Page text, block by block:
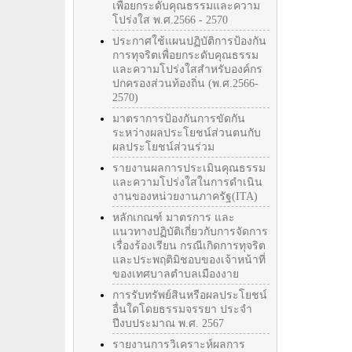
เพื่อยกระดับคุณธรรมและความ
โปร่งใส พ.ศ.2566 - 2570
ประกาศใช้แผนปฏิบัติการป้องกัน
การทุจริตเพื่อยกระดับคุณธรรม
และความโปร่งใสสำหรับองค์กร
ปกครองส่วนท้องถิ่น (พ.ศ.2566-
2570)
มาตราการป้องกันการขัดกัน
ระหว่างผลประโยชน์ส่วนตนกับ
ผลประโยชน์ส่วนร่วม
รายงานผลการประเมินคุณธรรม
และความโปร่งใสในการดำเนิน
งานของหน่วยงานภาครัฐ(ITA)
หลักเกณฑ์ มาตรการ และ
แนวทางปฏิบัติเกี่ยวกับการจัดการ
เรื่องร้องเรียน กรณีเกิดการทุจริต
และประพฤติมิชอบของเจ้าหน้าที่
ของเทศบาลตำบลเมืองงาย
การรับทรัพย์สินหรือผลประโยชน์
อื่นใดโดยธรรมจรรยา ประจำ
ปีงบประมาณ พ.ศ. 2567
รายงานการวิเคราะห์ผลการ